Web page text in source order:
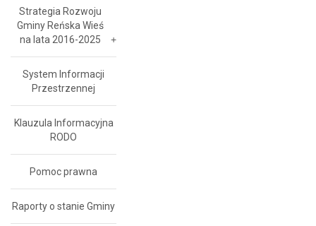
Strategia Rozwoju
Gminy Reńska Wieś
na lata 2016-2025
System Informacji
Przestrzennej
Klauzula Informacyjna
RODO
Pomoc prawna
Raporty o stanie Gminy